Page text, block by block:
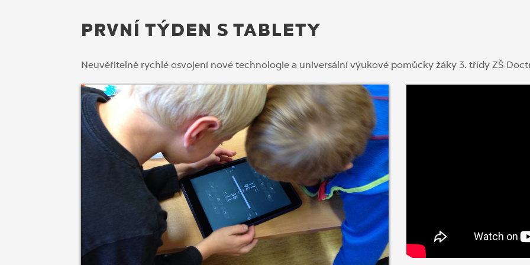
PRVNÍ TÝDEN S TABLETY
Neuvěřitelně rychlé osvojení nové technologie a universální výukové pomůcky žáky 3. třídy ZŠ